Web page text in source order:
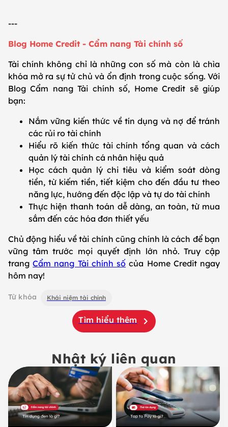
---
Blog Home Credit - Cẩm nang Tài chính số
Tài chính không chỉ là những con số mà còn là chìa
khóa mở ra sự tử chủ và ổn định trong cuộc sống. Với
Blog Cẩm nang Tài chính số, Home Credit sẽ giúp
bạn:
Nắm vững kiến thức về tín dụng và nợ để tránh
các rủi ro tài chính
Hiểu rõ kiến thức tài chính tổng quan và cách
quản lý tài chính cá nhân hiệu quả
Học cách quản lý chi tiêu và kiểm soát dòng
tiền, từ kiếm tiền, tiết kiệm cho đến đầu tư theo
năng lực, hướng đến độc lập và tự do tài chính
Thực hiện thanh toán dễ dàng, an toàn, từ mua
sắm đến các hóa đơn thiết yếu
Chủ động hiểu về tài chính cũng chính là cách để bạn
vững tâm trước mọi quyết định lớn nhỏ. Truy cập
trangCẩm nang Tài chính số của Home Credit ngay
hôm nay!
Từ khóa Khái niệm tài chính
Tìm hiểu thêm
Nhật ký liên quan